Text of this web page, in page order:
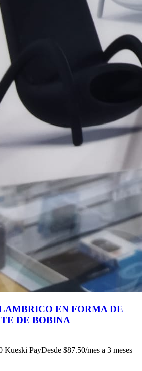
EN FORMA DE
DE BOBINA
Kueski PayDesde $87.50/mes a 3 meses